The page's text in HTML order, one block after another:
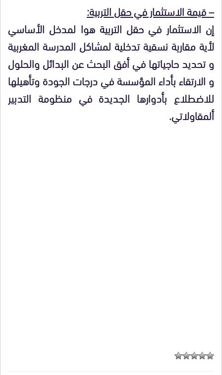
– قيمة الاستثمار في حقل التربية:
إن الاستثمار في حقل التربية هوا لمدخل الأساسي
لأية مقاربة نسقية تدخلية لمشاكل المدرسة المغربية
و تحديد حاجياتها في أفق البحث عن البدائل والحلول
و الارتقاء بأداء المؤسسة في درجات الجودة وتأهيلها
للاضطلاع بأدوارها الجديدة في منظومة التدبير
ألمقاولاتي.